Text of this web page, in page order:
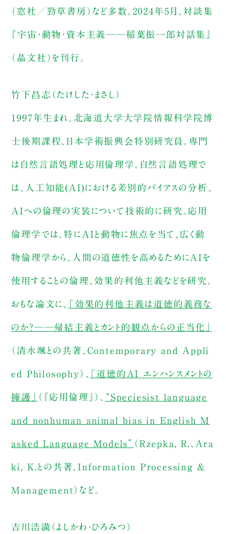
（窓社／勁草書房）など多数。2024年5月、対談集
『宇宙・動物・資本主義──稲葉振一郎対話集』
（晶文社）を刊行。
竹下昌志（たけした・まさし）
1997年生まれ。北海道大学大学院情報科学院博
士後期課程、日本学術振興会特別研究員。専門
は自然言語処理と応用倫理学。自然言語処理で
は、人工知能(AI)における差別的バイアスの分析、
AIへの倫理の実装について技術的に研究。応用
倫理学では、特にAIと動物に焦点を当て、広く動
物倫理学から、人間の道徳性を高めるためにAIを
使用することの倫理、効果的利他主義などを研究。
おもな論文に、 「効果的利他主義は道徳的義務な
のか？──帰結主義とカント的観点からの正当化」
（清水颯との共著、Contemporary and Appli
ed Philosophy）、 「道徳的AI エンハンスメントの
擁護」 （『応用倫理』）、 “Speciesist language
and nonhuman animal bias in English M
asked Language Models” （Rzepka, R.、Ara
ki, K.との共著、Information Processing &
Management）など。
吉川浩満（よしかわ・ひろみつ）